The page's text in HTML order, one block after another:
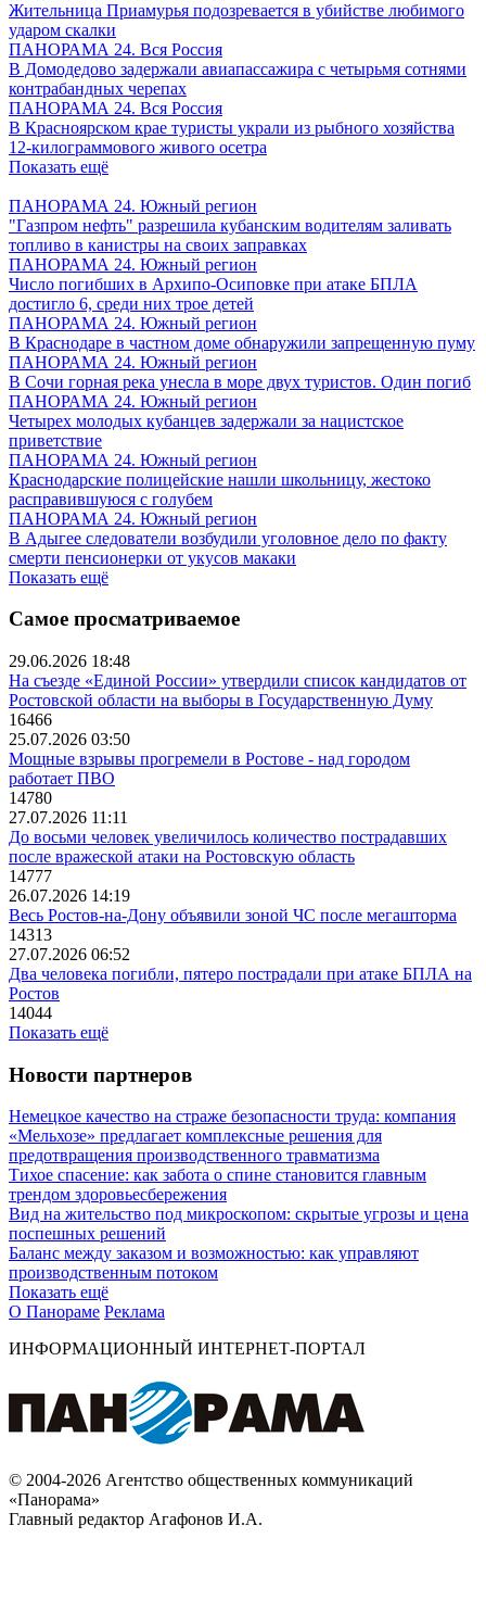
Жительница Приамурья подозревается в убийстве любимого
ударом скалки
ПАНОРАМА 24. Вся Россия
В Домодедово задержали авиапассажира с четырьмя сотнями
контрабандных черепах
ПАНОРАМА 24. Вся Россия
В Красноярском крае туристы украли из рыбного хозяйства
12-килограммового живого осетра
Показать ещё
ПАНОРАМА 24. Южный регион
"Газпром нефть" разрешила кубанским водителям заливать
топливо в канистры на своих заправках
ПАНОРАМА 24. Южный регион
Число погибших в Архипо-Осиповке при атаке БПЛА
достигло 6, среди них трое детей
ПАНОРАМА 24. Южный регион
В Краснодаре в частном доме обнаружили запрещенную пуму
ПАНОРАМА 24. Южный регион
В Сочи горная река унесла в море двух туристов. Один погиб
ПАНОРАМА 24. Южный регион
Четырех молодых кубанцев задержали за нацистское
приветствие
ПАНОРАМА 24. Южный регион
Краснодарские полицейские нашли школьницу, жестоко
расправившуюся с голубем
ПАНОРАМА 24. Южный регион
В Адыгее следователи возбудили уголовное дело по факту
смерти пенсионерки от укусов макаки
Показать ещё
Самое просматриваемое
29.06.2026 18:48
На съезде «Единой России» утвердили список кандидатов от
Ростовской области на выборы в Государственную Думу
16466
25.07.2026 03:50
Мощные взрывы прогремели в Ростове - над городом
работает ПВО
14780
27.07.2026 11:11
До восьми человек увеличилось количество пострадавших
после вражеской атаки на Ростовскую область
14777
26.07.2026 14:19
Весь Ростов-на-Дону объявили зоной ЧС после мегашторма
14313
27.07.2026 06:52
Два человека погибли, пятеро пострадали при атаке БПЛА на
Ростов
14044
Показать ещё
Новости партнеров
Немецкое качество на страже безопасности труда: компания
«Мельхозе» предлагает комплексные решения для
предотвращения производственного травматизма
Тихое спасение: как забота о спине становится главным
трендом здоровьесбережения
Вид на жительство под микроскопом: скрытые угрозы и цена
поспешных решений
Баланс между заказом и возможностью: как управляют
производственным потоком
Показать ещё
О Панораме Реклама
ИНФОРМАЦИОННЫЙ ИНТЕРНЕТ-ПОРТАЛ
© 2004-2026 Агентство общественных коммуникаций
«Панорама»
Главный редактор Агафонов И.А.